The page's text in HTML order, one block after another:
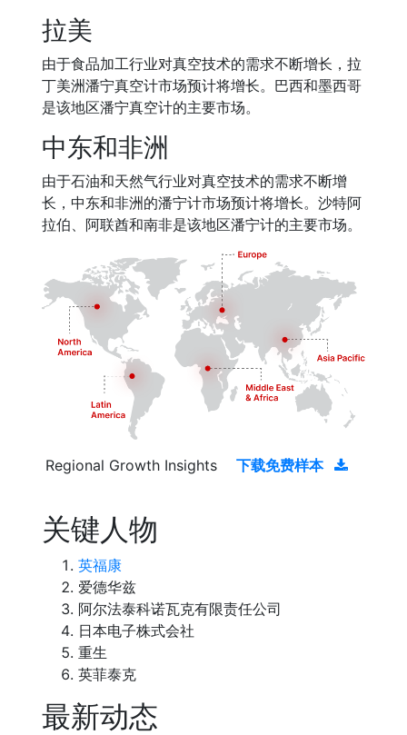
拉美
由于食品加工行业对真空技术的需求不断增长，拉
丁美洲潘宁真空计市场预计将增长。巴西和墨西哥
是该地区潘宁真空计的主要市场。
中东和非洲
由于石油和天然气行业对真空技术的需求不断增
长，中东和非洲的潘宁计市场预计将增长。沙特阿
拉伯、阿联酋和南非是该地区潘宁计的主要市场。
Regional Growth Insights 下载免费样本
关键人物
英福康
爱德华兹
阿尔法泰科诺瓦克有限责任公司
日本电子株式会社
重生
英菲泰克
最新动态